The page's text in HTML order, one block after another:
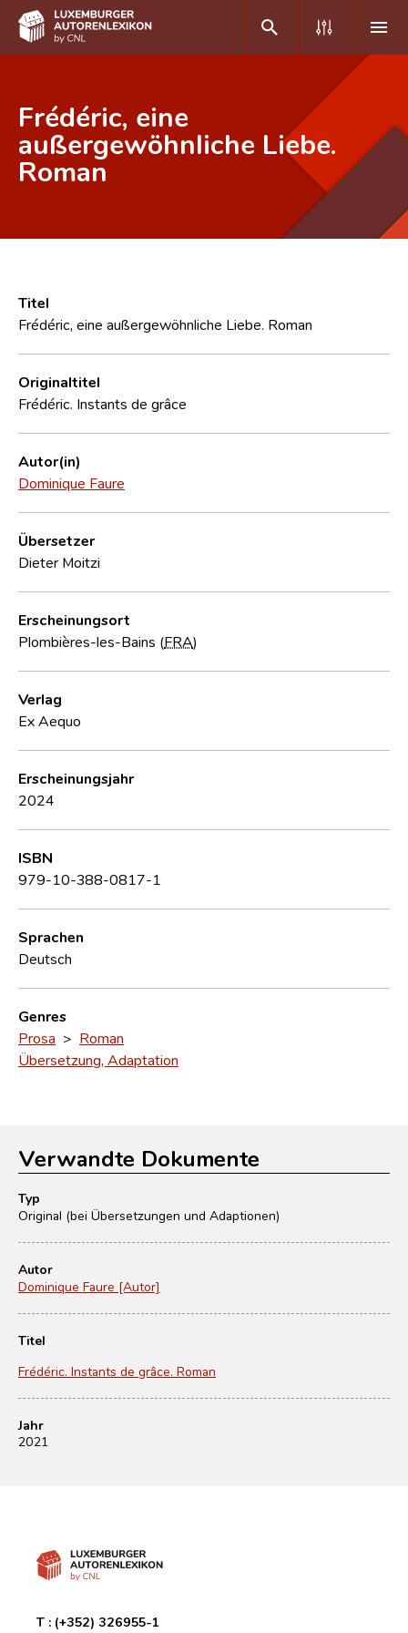
DE FR
Home
Erweiterte Suche
CNL
Forschungsgruppe
Kontakt
Frédéric, eine
außergewöhnliche Liebe.
Roman
Titel
Frédéric, eine außergewöhnliche Liebe. Roman
Originaltitel
Frédéric. Instants de grâce
Autor(in)
Dominique Faure
Übersetzer
Dieter Moitzi
Erscheinungsort
Plombières-les-Bains (FRA)
Verlag
Ex Aequo
Erscheinungsjahr
2024
ISBN
979-10-388-0817-1
Sprachen
Deutsch
Genres
Prosa > Roman
Übersetzung, Adaptation
Verwandte Dokumente
Typ
Original (bei Übersetzungen und Adaptionen)
Autor
Dominique Faure [Autor]
Titel
Frédéric. Instants de grâce. Roman
Jahr
2021
T : (+352) 326955-1